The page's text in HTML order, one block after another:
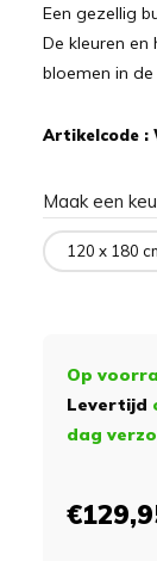
Een gezellig
De kleuren
bloemen in de
Artikelcode :
Maak een
120 x 180
Op
Levertijd
dag